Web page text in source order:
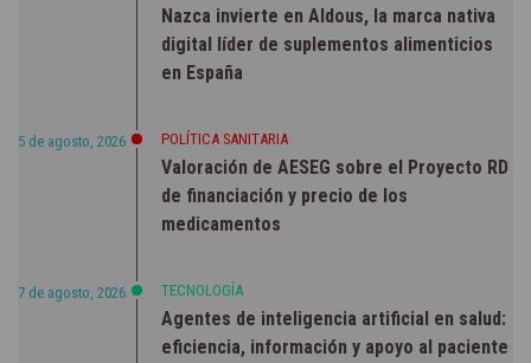
Nazca invierte en Aldous, la marca nativa
digital líder de suplementos alimenticios
en España
5 de agosto, 2026 POLÍTICA SANITARIA
Valoración de AESEG sobre el Proyecto RD
de financiación y precio de los
medicamentos
7 de agosto, 2026 TECNOLOGÍA
Agentes de inteligencia artificial en salud:
eficiencia, información y apoyo al paciente